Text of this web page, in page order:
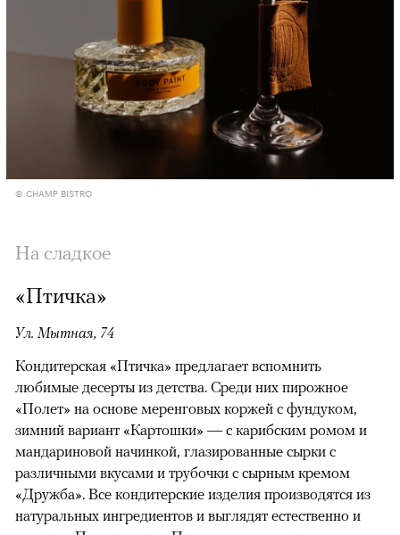
© CHAMP BISTRO
На сладкое
«Птичка»
Ул. Мытная, 74
Кондитерская «Птичка» предлагает вспомнить
любимые десерты из детства. Среди них пирожное
«Полет» на основе меренговых коржей с фундуком,
зимний вариант «Картошки» — с карибским ромом и
мандариновой начинкой, глазированные сырки с
различными вкусами и трубочки с сырным кремом
«Дружба». Все кондитерские изделия производятся из
натуральных ингредиентов и выглядят естественно и